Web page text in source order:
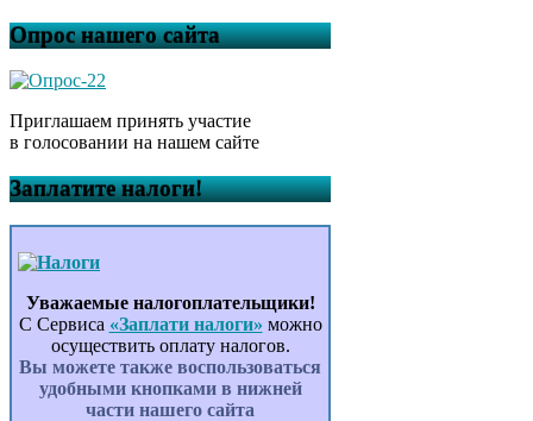
Опрос нашего сайта
Приглашаем принять участие
в голосовании на нашем сайте
Заплатите налоги!
Уважаемые налогоплательщики!
С Сервиса «Заплати налоги» можно
осуществить оплату налогов.
Вы можете также воспользоваться
удобными кнопками в нижней
части нашего сайта